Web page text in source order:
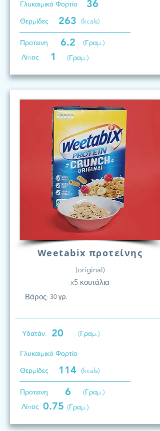
Γλυκαιμικό Φορτίο 36
Θερμίδες 263 (kcals)
Προτεινη 6.2
(Γραμ.)
Λίπος
1 (Γραμ.)
Weetabix προτείνης
(original)
x5 κουτάλια
Βάρος: 30 γρ.
Υδατάν. 20 (Γραμ.)
Γλυκαιμικό Φορτίο
Θερμίδες
114 (kcals)
Προτεινη 6
(Γραμ.)
Λίπος 0.75 (Γραμ.)